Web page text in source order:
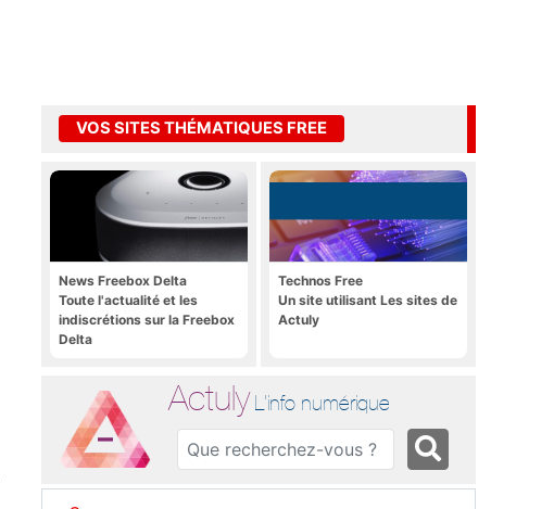
VOS SITES THÉMATIQUES FREE
News Freebox Delta
Toute l'actualité et les
indiscrétions sur la Freebox
Delta
Technos Free
Un site utilisant Les sites de
Actuly
Actuly L'info numérique